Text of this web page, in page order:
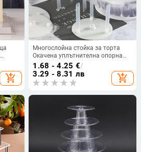
за
за
си
на
add_shopping_cart
Многослойна стойка за торта
Окачена уплътнителна опорна
рамка Кръгла дистанционна
набивка 4/6/8/10 инча Скоба
Поддръжка за десерт
Инструменти за печене
1.68 - 4.25 €/
3.29 - 8.31 лв
add_shopping_cart